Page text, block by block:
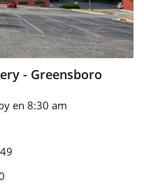
- Greensboro
en 8:30 am